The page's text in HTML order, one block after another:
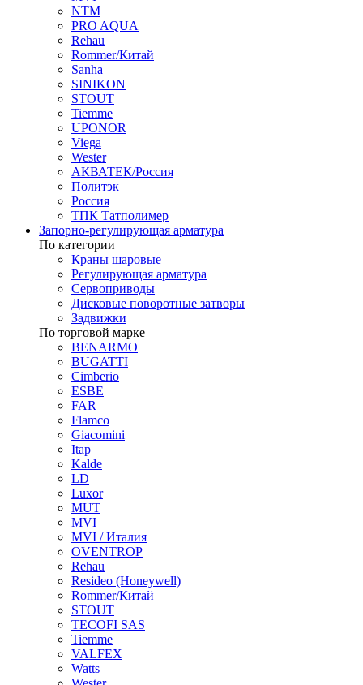
NTM
PRO AQUA
Rehau
Rommer/Китай
Sanha
SINIKON
STOUT
Tiemme
UPONOR
Viega
Wester
АКВАТЕК/Россия
Политэк
Россия
ТПК Татполимер
Запорно-регулирующая арматура
По категории
Краны шаровые
Регулирующая арматура
Сервоприводы
Дисковые поворотные затворы
Задвижки
По торговой марке
BENARMO
BUGATTI
Cimberio
ESBE
FAR
Flamco
Giacomini
Itap
Kalde
LD
Luxor
MUT
MVI
MVI / Италия
OVENTROP
Rehau
Resideo (Honeywell)
Rommer/Китай
STOUT
TECOFI SAS
Tiemme
VALFEX
Watts